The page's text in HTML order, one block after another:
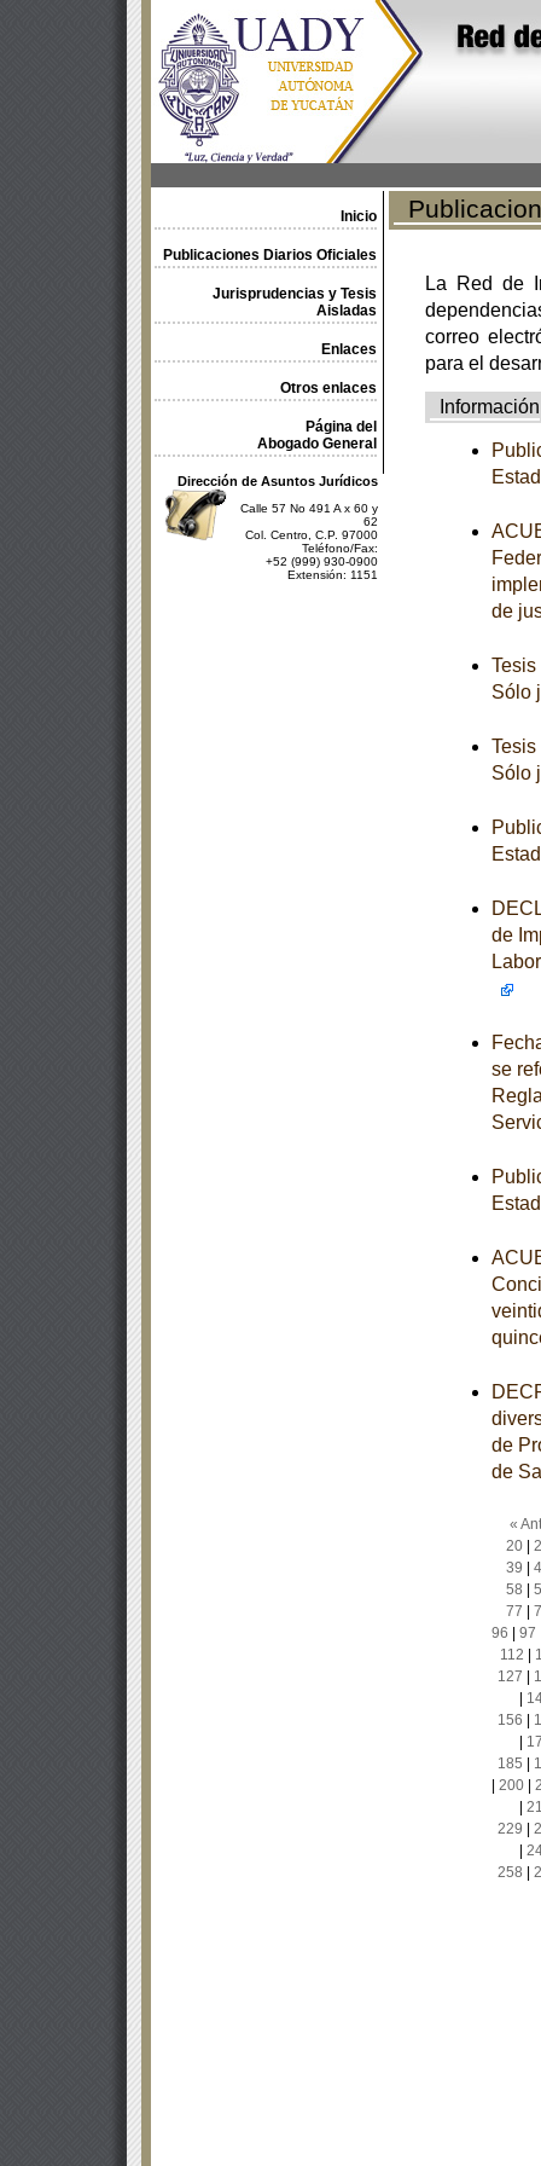
Inicio
Publicaciones Diarios Oficiales
Jurisprudencias y Tesis
Aisladas
Enlaces
Otros enlaces
Página del
Abogado General
Dirección de Asuntos Jurídicos
Calle 57 No 491 A x 60 y
62
Col. Centro, C.P. 97000
Teléfono/Fax:
+52 (999) 930-0900
Extensión: 1151
La Red de
correo
para el
Información
de
Sólo
Sólo
de
se
de
de
«
20|
39
58
77
96
97
112
127
156
185
200|
229
258